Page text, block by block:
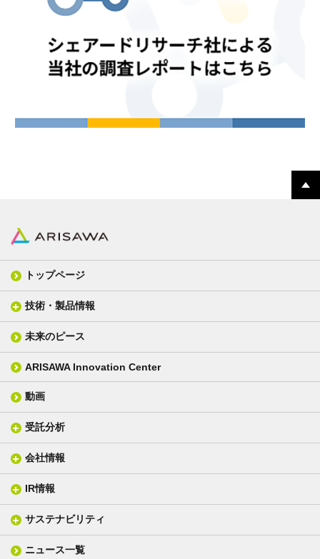
トップページ
技術・製品情報
FPC材料
カバーレイフィルム
銅張り積層板
層間接着シート
3D材料
電気絶縁・産業構造材料
織物製品
一般塗工製品
産業用構造材料
塗る
技術用語集
未来のピース
ARISAWA Innovation Center
動画
受託分析
分析メニュー(事例)
分析ニュース
会社情報
会社概要
事業所
IR情報
IR情報トップ
サステナビリティ
サステナビリティ・マネジメント
ニュース一覧